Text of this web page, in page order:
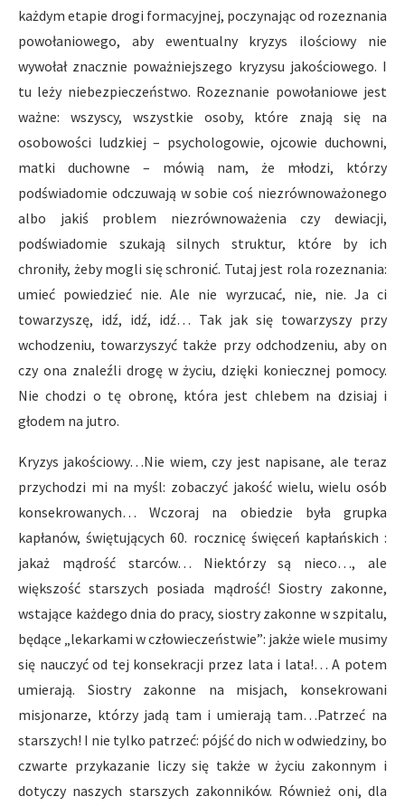
każdym etapie drogi formacyjnej, poczynając od rozeznania
powołaniowego, aby ewentualny kryzys ilościowy nie
wywołał znacznie poważniejszego kryzysu jakościowego. I
tu leży niebezpieczeństwo. Rozeznanie powołaniowe jest
ważne: wszyscy, wszystkie osoby, które znają się na
osobowości ludzkiej – psychologowie, ojcowie duchowni,
matki duchowne – mówią nam, że młodzi, którzy
podświadomie odczuwają w sobie coś niezrównoważonego
albo jakiś problem niezrównoważenia czy dewiacji,
podświadomie szukają silnych struktur, które by ich
chroniły, żeby mogli się schronić. Tutaj jest rola rozeznania:
umieć powiedzieć nie. Ale nie wyrzucać, nie, nie. Ja ci
towarzyszę, idź, idź, idź… Tak jak się towarzyszy przy
wchodzeniu, towarzyszyć także przy odchodzeniu, aby on
czy ona znaleźli drogę w życiu, dzięki koniecznej pomocy.
Nie chodzi o tę obronę, która jest chlebem na dzisiaj i
głodem na jutro.
Kryzys jakościowy…Nie wiem, czy jest napisane, ale teraz
przychodzi mi na myśl: zobaczyć jakość wielu, wielu osób
konsekrowanych… Wczoraj na obiedzie była grupka
kapłanów, świętujących 60. rocznicę święceń kapłańskich :
jakaż mądrość starców… Niektórzy są nieco…, ale
większość starszych posiada mądrość! Siostry zakonne,
wstające każdego dnia do pracy, siostry zakonne w szpitalu,
będące „lekarkami w człowieczeństwie”: jakże wiele musimy
się nauczyć od tej konsekracji przez lata i lata!… A potem
umierają. Siostry zakonne na misjach, konsekrowani
misjonarze, którzy jadą tam i umierają tam…Patrzeć na
starszych! I nie tylko patrzeć: pójść do nich w odwiedziny, bo
czwarte przykazanie liczy się także w życiu zakonnym i
dotyczy naszych starszych zakonników. Również oni, dla